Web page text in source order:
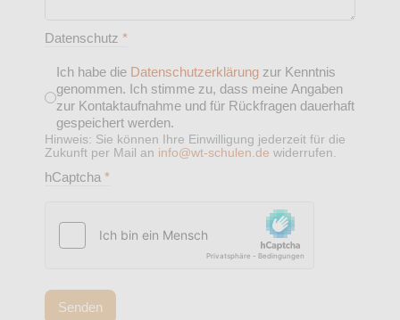
Datenschutz *
Ich habe die Datenschutzerklärung zur Kenntnis
genommen. Ich stimme zu, dass meine Angaben
zur Kontaktaufnahme und für Rückfragen dauerhaft
gespeichert werden.
Hinweis: Sie können Ihre Einwilligung jederzeit für die
Zukunft per Mail an info@wt-schulen.de widerrufen.
hCaptcha *
Senden